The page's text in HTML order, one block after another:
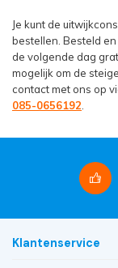
Je kunt de
bestellen. Besteld
de volgende dag
mogelijk om de
contact met ons op
085-0656192
Klantenservice